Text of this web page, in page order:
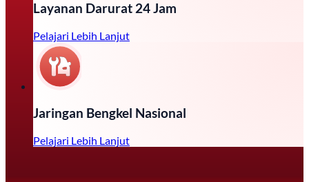
Layanan Darurat 24 Jam
Pelajari Lebih Lanjut
Jaringan Bengkel Nasional
Pelajari Lebih Lanjut